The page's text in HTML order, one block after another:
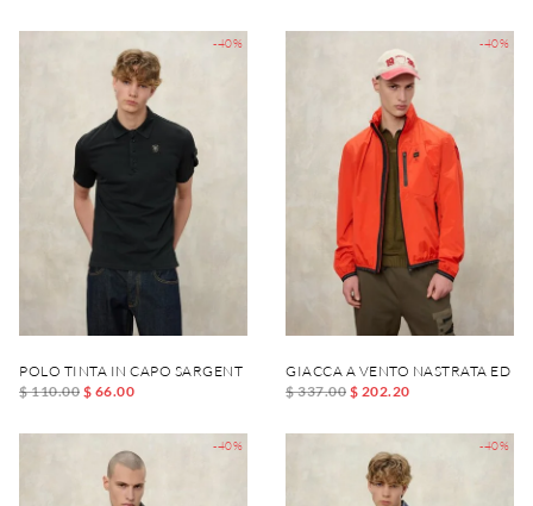
-40%
POLO TINTA IN CAPO SARGENT
$ 110.00 $ 66.00
-40%
GIACCA A VENTO NASTRATA ED
$ 337.00 $ 202.20
-40% -40%